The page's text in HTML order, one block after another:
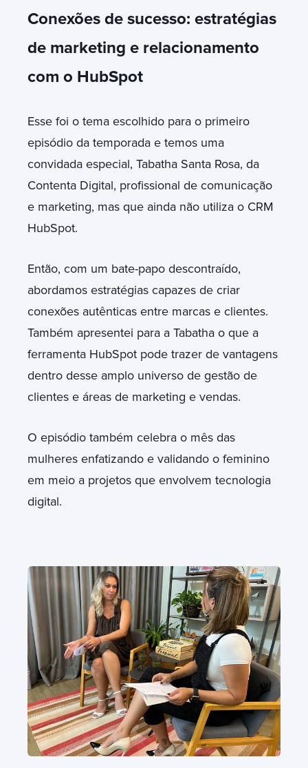
Conexões de sucesso: estratégias
de marketing e relacionamento
com o HubSpot
Esse foi o tema escolhido para o primeiro
episódio da temporada e temos uma
convidada especial, Tabatha Santa Rosa, da
Contenta Digital, profissional de comunicação
e marketing, mas que ainda não utiliza o CRM
HubSpot.
Então, com um bate-papo descontraído,
abordamos estratégias capazes de criar
conexões autênticas entre marcas e clientes.
Também apresentei para a Tabatha o que a
ferramenta HubSpot pode trazer de vantagens
dentro desse amplo universo de gestão de
clientes e áreas de marketing e vendas.
O episódio também celebra o mês das
mulheres enfatizando e validando o feminino
em meio a projetos que envolvem tecnologia
digital.